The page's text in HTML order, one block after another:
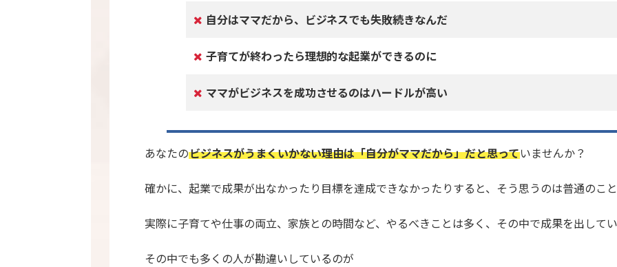
自分はママだから、ビジネスでも失敗続きなんだ
子育てが終わったら理想的な起業ができるのに
ママがビジネスを成功させるのはハードルが高い
あなたのビジネスがうまくいかない理由は「自分がママだから」だと思っていませんか？
確かに、起業で成果が出なかったり目標を達成できなかったりすると、そう思うのは普通のこ
実際に子育てや仕事の両立、家族との時間など、やるべきことは多く、その中で成果を出して
その中でも多くの人が勘違いしているのが